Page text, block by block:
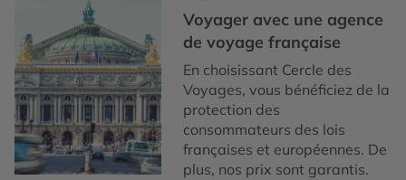
Voyager avec une agence
de voyage française
En choisissant Cercle des
Voyages, vous bénéficiez de la
protection des
consommateurs des lois
françaises et européennes. De
plus, nos prix sont garantis.